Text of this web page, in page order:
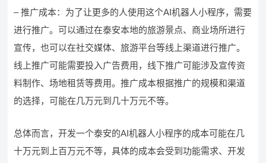
– 推广成本：为了让更多的人使用这个AI机器人小程序，需要
进行推广。可以通过在泰安本地的旅游景点、商业场所进行
宣传，也可以在社交媒体、旅游平台等线上渠道进行推广。
线上推广可能需要投入广告费用，线下推广可能涉及宣传资
料制作、场地租赁等费用。推广成本根据推广的规模和渠道
的选择，可能在几万元到几十万元不等。
总体而言，开发一个泰安的AI机器人小程序的成本可能在几
十万元到上百万元不等，具体的成本会受到功能需求、开发